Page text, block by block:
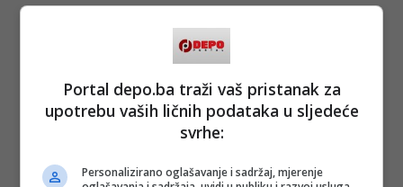
Portal depo.ba traži vaš pristanak za
upotrebu vaših ličnih podataka u sljedeće
svrhe:
Personalizirano oglašavanje i sadržaj, mjerenje